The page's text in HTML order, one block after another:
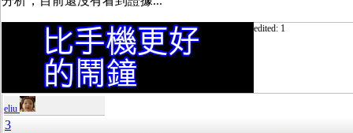
edited: 1
eliu
3